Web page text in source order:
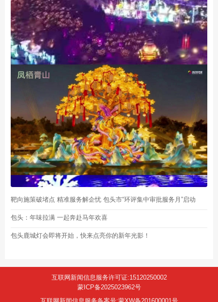
靶向施策破堵点 精准服务解企忧 包头市“环评集中审批服务月”启动
包头：年味拉满 一起奔赴马年欢喜
包头鹿城灯会即将开始，快来点亮你的新年光影！
互联网新闻信息服务许可证:15120250002
蒙ICP备2025023962号